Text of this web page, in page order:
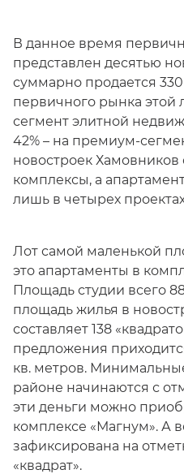
В данное время
представлен десятью
суммарно продается
первичного рынка этой
сегмент элитной
42% – на премиум-
новостроек
комплексы, а
лишь в четырех
Лот самой маленькой
это апартаменты в
Площадь студии всего
площадь жилья в
составляет 138
предложения
кв. метров.
районе начинаются с
эти деньги можно
комплексе «Магнум». А
зафиксирована на
«квадрат».